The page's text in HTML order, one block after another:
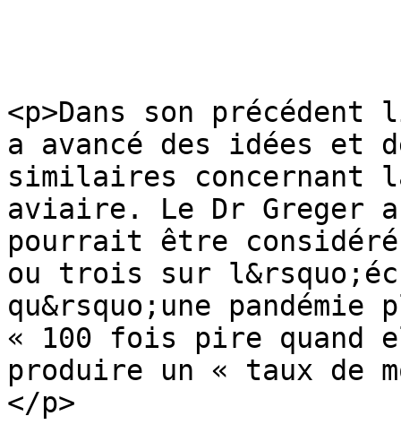
<p>Dans son
a avancé des idées et
similaires concernant
aviaire. Le Dr Greger a
pourrait être considéré
ou trois sur
qu&rsquo;une
« 100 fois pire quand
produire un « taux de
</p>